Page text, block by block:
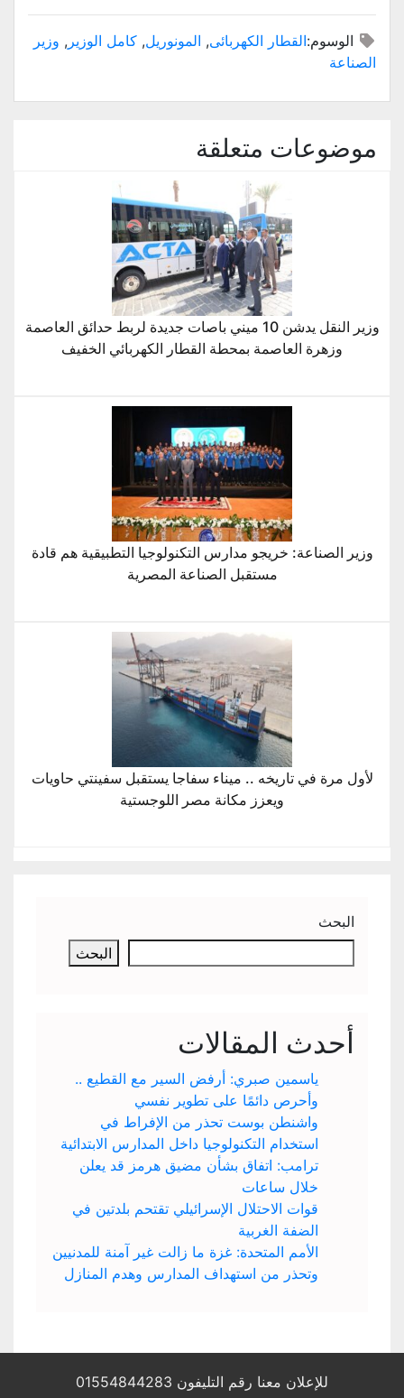
الوسوم:القطار الكهربائى, المونوريل, كامل الوزير , وزير
الصناعة
موضوعات متعلقة
وزير النقل يدشن 10 ميني باصات جديدة لربط حدائق العاصمة
وزهرة العاصمة بمحطة القطار الكهربائي الخفيف
وزير الصناعة: خريجو مدارس التكنولوجيا التطبيقية هم قادة
مستقبل الصناعة المصرية
لأول مرة في تاريخه .. ميناء سفاجا يستقبل سفينتي حاويات
ويعزز مكانة مصر اللوجستية
البحث
البحث
أحدث المقالات
ياسمين صبري: أرفض السير مع القطيع ..
وأحرص دائمًا على تطوير نفسي
واشنطن بوست تحذر من الإفراط في
استخدام التكنولوجيا داخل المدارس الابتدائية
ترامب: اتفاق بشأن مضيق هرمز قد يعلن
خلال ساعات
قوات الاحتلال الإسرائيلي تقتحم بلدتين في
الضفة الغربية
الأمم المتحدة: غزة ما زالت غير آمنة للمدنيين
وتحذر من استهداف المدارس وهدم المنازل
للإعلان معنا رقم التليفون 01554844283